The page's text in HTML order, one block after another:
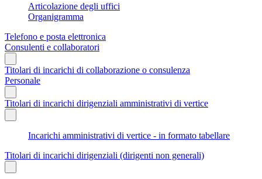
Articolazione degli uffici
Organigramma
Telefono e posta elettronica
Consulenti e collaboratori
Titolari di incarichi di collaborazione o consulenza
Personale
Titolari di incarichi dirigenziali amministrativi di vertice
Incarichi amministrativi di vertice - in formato tabellare
Titolari di incarichi dirigenziali (dirigenti non generali)